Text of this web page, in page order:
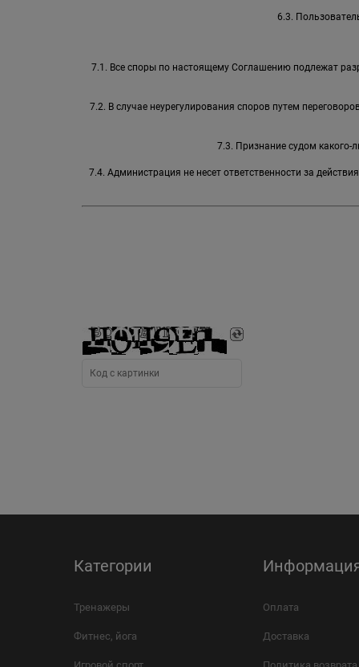
6.3.
7.1. Все споры по настоящему Соглашению подлежат
7.2. В случае неурегулирования споров путем
7.3. Признание судом какого-
7.4. Администрация не несет ответственности за
Категории
Тренажеры
Фитнес, йога
Оплата
Доставка